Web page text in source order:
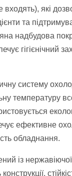
входять), які
та
надбудова
гігієнічний
систему
температуру
ефективне
обладнання.
із